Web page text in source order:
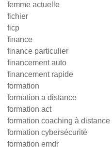
femme actuelle
fichier
ficp
finance
finance particulier
financement auto
financement rapide
formation
formation a distance
formation act
formation coaching à distance
formation cybersécurité
formation emdr